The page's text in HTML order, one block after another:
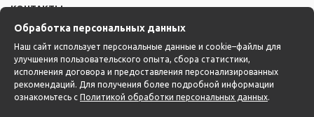
КОНТАКТЫ
+375 (44) 722-32-44
info@tts.by
Режим работы:
пн-пт с 9:00 до 17:00,
сб-вс: выходной
Обработка персональных данных
Наш сайт использует персональные данные и cookie–файлы для
улучшения пользовательского опыта, сбора статистики,
исполнения договора и предоставления персонализированных
рекомендаций. Для получения более подробной информации
ознакомьтесь с Политикой обработки персональных данных.